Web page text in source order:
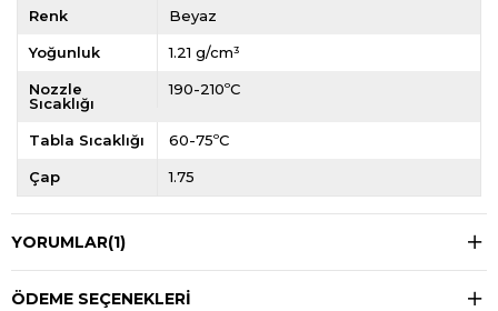
Renk Beyaz
Yoğunluk 1.21 g/cm³
Nozzle
Sıcaklığı
190-210ºC
Tabla Sıcaklığı 60-75ºC
Çap 1.75
YORUMLAR(1)
ÖDEME SEÇENEKLERI